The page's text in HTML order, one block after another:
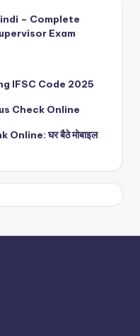
– Complete
Exam
IFSC Code 2025
Check Online
घर बैठे मोबाइल